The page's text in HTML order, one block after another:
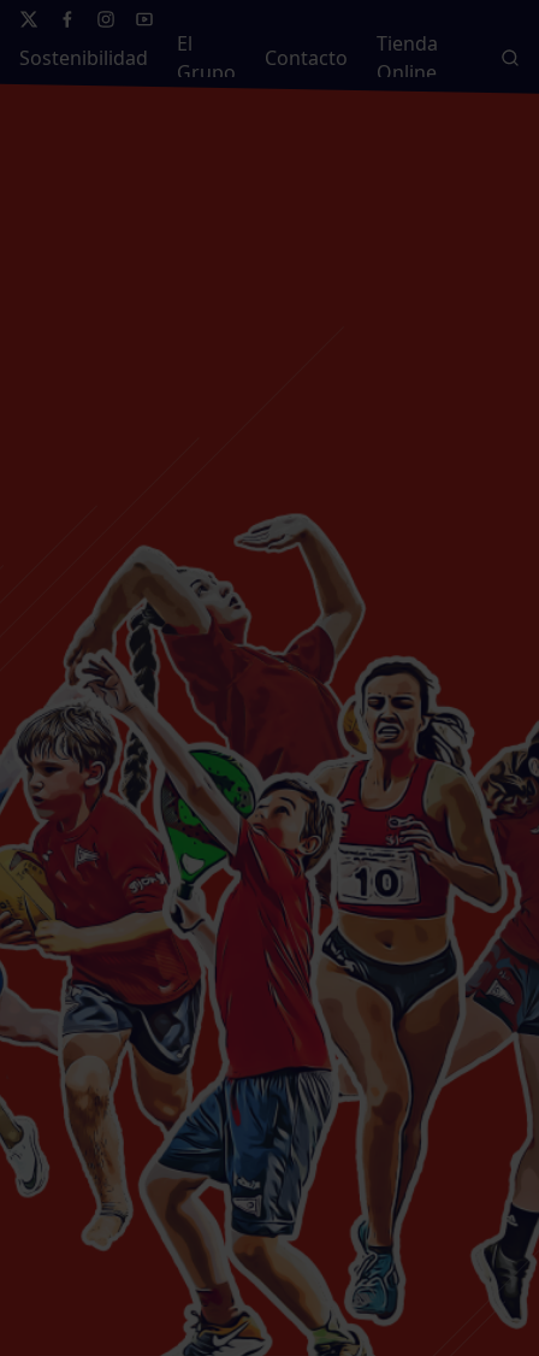
Sostenibilidad
El
Grupo
Contacto
Tienda
Online